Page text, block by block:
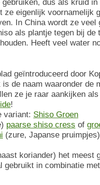
ze eigenlijk voornamelijk
In China wordt ze veel
als plantje tegen bij de
Heeft veel water
geïntroduceerd door
de naam waaronder de
ze je raar aankijken
!
variant: Shiso Groen
paarse shiso cress of
(zure, Japanse
koriander) het meest
gebruikt in combinatie